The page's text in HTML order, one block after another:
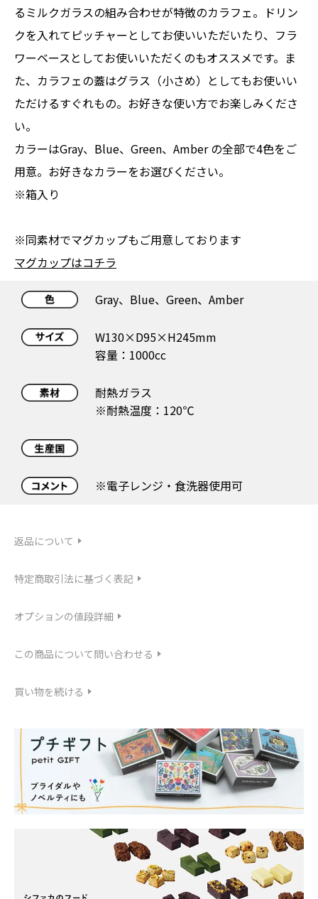
るミルクガラスの組み合わせが特徴のカラフェ。ドリン
クを入れてピッチャーとしてお使いいただいたり、フラ
ワーベースとしてお使いいただくのもオススメです。ま
た、カラフェの蓋はグラス（小さめ）としてもお使いい
ただけるすぐれもの。お好きな使い方でお楽しみくださ
い。
カラーはGray、Blue、Green、Amber の全部で4色をご
用意。お好きなカラーをお選びください。
※箱入り
※同素材でマグカップもご用意しております
マグカップはコチラ
Gray、Blue、Green、Amber
W130×D95×H245mm
容量：1000cc
耐熱ガラス
※耐熱温度：120℃
※電子レンジ・食洗器使用可
返品について
特定商取引法に基づく表記
オプションの値段詳細
この商品について問い合わせる
買い物を続ける